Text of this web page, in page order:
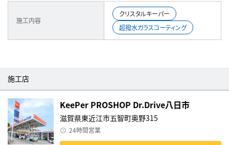
施工内容
クリスタルキーパー
超撥水ガラスコーティング
施工店
KeePer PROSHOP Dr.Drive八日市
滋賀県東近江市五智町奥野315
24時間営業